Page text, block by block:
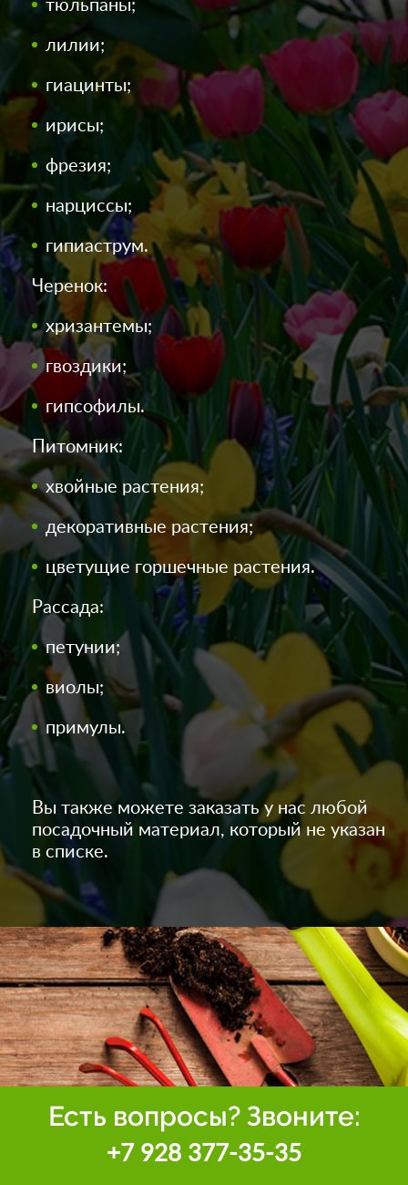
тюльпаны;
лилии;
гиацинты;
ирисы;
фрезия;
нарциссы;
гипиаструм.
Черенок:
хризантемы;
гвоздики;
гипсофилы.
Питомник:
хвойные растения;
декоративные растения;
цветущие горшечные растения.
Рассада:
петунии;
виолы;
примулы.
Вы также можете заказать у нас любой
посадочный материал, который не указан
в списке.
Есть вопросы? Звоните:
+7 928 377-35-35